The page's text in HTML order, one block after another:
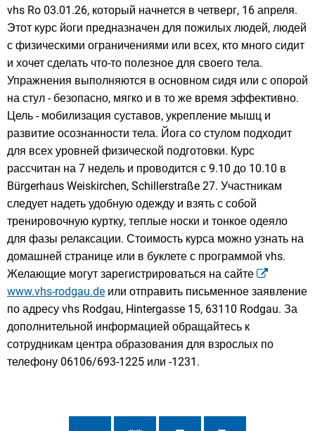
vhs Ro 03.01.26, который начнется в четверг, 16 апреля.
Этот курс йоги предназначен для пожилых людей, людей
с физическими ограничениями или всех, кто много сидит
и хочет сделать что-то полезное для своего тела.
Упражнения выполняются в основном сидя или с опорой
на стул - безопасно, мягко и в то же время эффективно.
Цель - мобилизация суставов, укрепление мышц и
развитие осознанности тела. Йога со стулом подходит
для всех уровней физической подготовки. Курс
рассчитан на 7 недель и проводится с 9.10 до 10.10 в
Bürgerhaus Weiskirchen, Schillerstraße 27. Участникам
следует надеть удобную одежду и взять с собой
тренировочную куртку, теплые носки и тонкое одеяло
для фазы релаксации. Стоимость курса можно узнать на
домашней странице или в буклете с программой vhs.
Желающие могут зарегистрироваться на сайте
www.vhs-rodgau.de или отправить письменное заявление
по адресу vhs Rodgau, Hintergasse 15, 63110 Rodgau. За
дополнительной информацией обращайтесь к
сотрудникам центра образования для взрослых по
телефону 06106/693-1225 или -1231.